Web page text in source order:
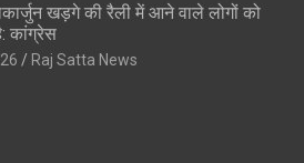
खड़गे की रैली में आने वाले लोगों को
कांग्रेस
Raj Satta News